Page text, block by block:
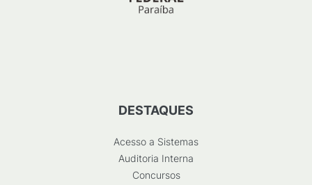
DESTAQUES
Acesso a Sistemas
Auditoria Interna
Concursos